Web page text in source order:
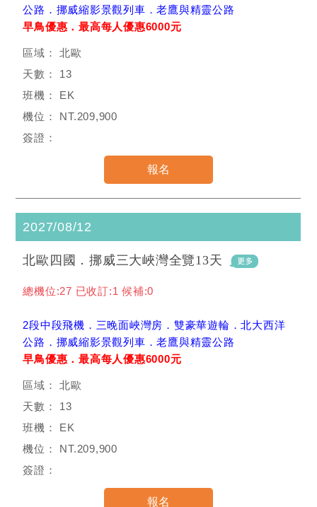
公路．挪威縮影景觀列車．老鷹與精靈公路
早鳥優惠．最高每人優惠6000元
北歐
13
EK
NT.209,900
2027/08/12
北歐四國．挪威三大峽灣全覽13天
總機位:27 已收訂:1 候補:0
2段中段飛機．三晚面峽灣房．雙豪華遊輪．北大西洋
公路．挪威縮影景觀列車．老鷹與精靈公路
早鳥優惠．最高每人優惠6000元
北歐
13
EK
NT.209,900